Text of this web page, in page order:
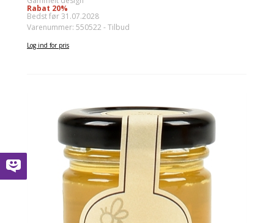
Rabat 20%
Bedst før 31.07.2028
Varenummer: 550522 - Tilbud
Log ind for pris